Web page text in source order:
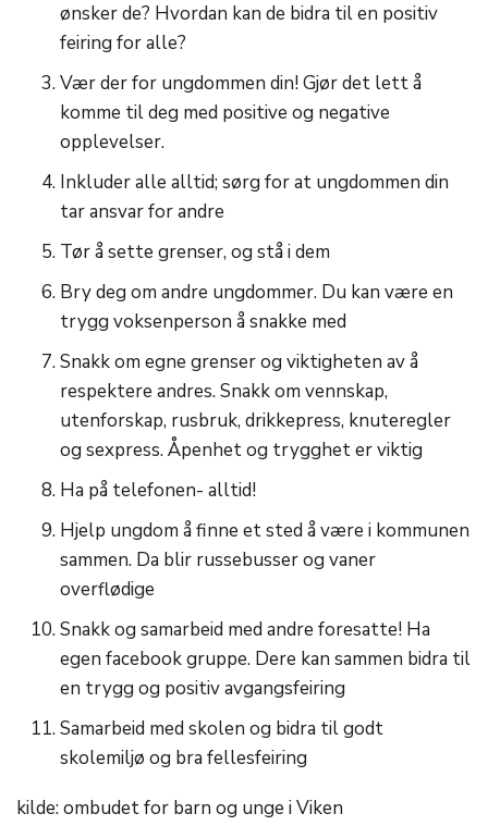
ønsker de? Hvordan kan de bidra til en positiv
feiring for alle?
Vær der for ungdommen din! Gjør det lett å
komme til deg med positive og negative
opplevelser.
Inkluder alle alltid; sørg for at ungdommen din
tar ansvar for andre
Tør å sette grenser, og stå i dem
Bry deg om andre ungdommer. Du kan være en
trygg voksenperson å snakke med
Snakk om egne grenser og viktigheten av å
respektere andres. Snakk om vennskap,
utenforskap, rusbruk, drikkepress, knuteregler
og sexpress. Åpenhet og trygghet er viktig
Ha på telefonen- alltid!
Hjelp ungdom å finne et sted å være i kommunen
sammen. Da blir russebusser og vaner
overflødige
Snakk og samarbeid med andre foresatte! Ha
egen facebook gruppe. Dere kan sammen bidra til
en trygg og positiv avgangsfeiring
Samarbeid med skolen og bidra til godt
skolemiljø og bra fellesfeiring
kilde: ombudet for barn og unge i Viken